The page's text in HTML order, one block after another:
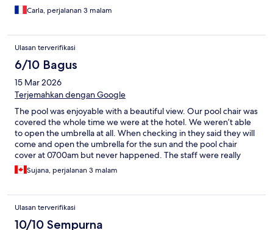
Carla, perjalanan 3 malam
Ulasan terverifikasi
6/10 Bagus
15 Mar 2026
Terjemahkan dengan Google
The pool was enjoyable with a beautiful view. Our pool chair was
covered the whole time we were at the hotel. We weren’t able
to open the umbrella at all. When checking in they said they will
come and open the umbrella for the sun and the pool chair
cover at 0700am but never happened. The staff were really
friendly. An issue we had was that we got a message saying our
stay will have breakfast included, but when checking in they
Which is false advertising and we budget the trip with thinking
breakfast is included. We ended up being short in cash and had
to start using our cards.
Sujana, perjalanan 3 malam
Ulasan terverifikasi
10/10 Sempurna